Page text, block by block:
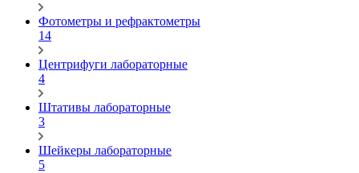
Фотометры и рефрактометры
14
Центрифуги лабораторные
4
Штативы лабораторные
3
Шейкеры лабораторные
5